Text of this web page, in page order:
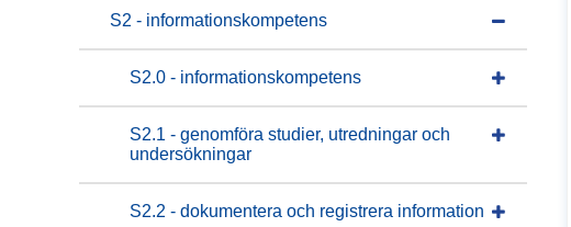
S2 - informationskompetens
S2.0 - informationskompetens
S2.1 - genomföra studier, utredningar och
undersökningar
S2.2 - dokumentera och registrera information